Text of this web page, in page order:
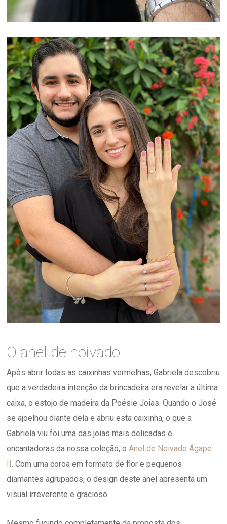
O anel de noivado
Após abrir todas as caixinhas vermelhas, Gabriela descobriu
que a verdadeira intenção da brincadeira era revelar a última
caixa, o estojo de madeira da Poésie Joias. Quando o José
se ajoelhou diante dela e abriu esta caixinha, o que a
Gabriela viu foi uma das joias mais delicadas e
encantadoras da nossa coleção, oAnel de Noivado Ágape
II . Com uma coroa em formato de flor e pequenos
diamantes agrupados, o design deste anel apresenta um
visual irreverente e gracioso.